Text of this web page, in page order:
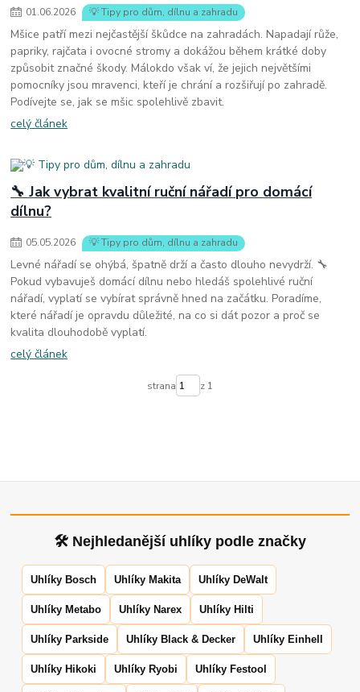
01.06.2026 💡 Tipy pro dům, dílnu a zahradu
Mšice patří mezi nejčastější škůdce na zahradách. Napadají růže,
papriky, rajčata i ovocné stromy a dokážou během krátké doby
způsobit značné škody. Málokdo však ví, že jejich největšími
pomocníky jsou mravenci, kteří je chrání a rozšiřují po zahradě.
Podívejte se, jak se mšic spolehlivě zbavit.
celý článek
🔧 Jak vybrat kvalitní ruční nářadí pro domácí
dílnu?
05.05.2026 💡 Tipy pro dům, dílnu a zahradu
Levné nářadí se ohýbá, špatně drží a často dlouho nevydrží. 🔧
Pokud vybavuješ domácí dílnu nebo hledáš spolehlivé ruční
nářadí, vyplatí se vybírat správně hned na začátku. Poradíme,
které nářadí je opravdu důležité, na co si dát pozor a proč se
kvalita dlouhodobě vyplatí.
celý článek
strana z 1
🛠 Nejhledanější uhlíky podle značky
Uhlíky Bosch Uhlíky Makita Uhlíky DeWalt
Uhlíky Metabo Uhlíky Narex Uhlíky Hilti
Uhlíky Parkside Uhlíky Black & Decker Uhlíky Einhell
Uhlíky Hikoki Uhlíky Ryobi Uhlíky Festool